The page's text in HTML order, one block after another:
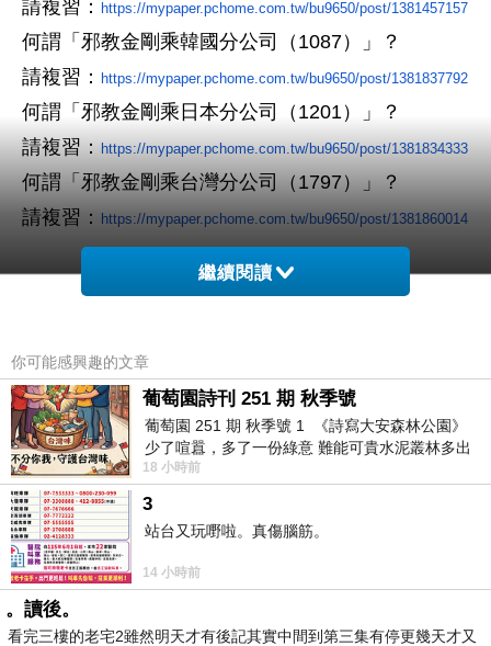
請複習 ： https://mypaper.pchome.com.tw/bu9650/post/1381457157
何謂「邪教金剛乘韓國分公司（1087）」
？
請複習 ： https://mypaper.pchome.com.tw/bu9650/post/1381837792
何謂「邪教金剛乘日本分公司（1201）」
？
請複習 ： https://mypaper.pchome.com.tw/bu9650/post/1381834333
何謂「邪教金剛乘台灣分公司（1797）」
？
請複習 ： https://mypaper.pchome.com.tw/bu9650/post/1381860014
https://zh.wikipedia.org/wiki/%E8%BF%A6%E5%8F%B6%E6%91%A
https://zh.wikipedia.org/zh-
tw/%E7%AB%BA%E6%B3%95%E5%85%B0
赦塵磨禪師（？～？） 、除髮難禪師（？～？），
「滅累如來」之一人雙化
https://dict.revised.moe.edu.tw/dictView.jsp?
ID=129599&q=1&word=%E8%B5%A6
https://dict.revised.moe.edu.tw/dictView.jsp?
ID=114853&q=1&word=%E6%8A%98%E7%A3%A8
繼續閱讀
你可能感興趣的文章
葡萄園詩刊 251 期 秋季號
葡萄園 251 期 秋季號 1 《詩寫大安森林公園》
少了喧囂，多了一份綠意 難能可貴水泥叢林多出
一
18 小時前
3
站台又玩嘢啦。真傷腦筋。
14 小時前
。讀後。
看完三樓的老宅2雖然明天才有後記其實中間到第三集有停更幾天才又